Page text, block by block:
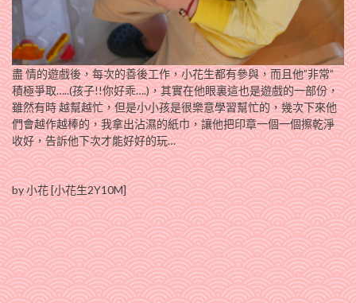
盡 情的遊戲後，每次的善後工作，小花生都有參與，而且他”非常”
積極爭取…..(孩子!!你好乖….)，其實在他眼裏這也是遊戲的一部份，
雖然有時 越幫越忙，但是小小孩是很樂意學習幫忙的，幾次下來他
們會越作越棒的，我拿出沾濕的紙巾，讓他把印章一個一個擦乾淨
收好，告訴他下次才能好好的玩…
by 小花 [小花生2Y10M]